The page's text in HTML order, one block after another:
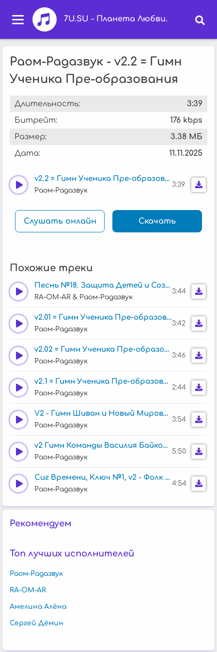
7U.SU - Планета Любви.
Раом-Радазвук - v2.2 = Гимн
Ученика Пре-образования
Длительность:
3:39
Битрейт:
176 kbps
Размер:
3.38 МБ
Дата:
11.11.2025
v2.2 = Гимн Ученика Пре-образования
Раом-Радазвук
3:39
Слушать онлайн Скачать
Похожие треки
Песнь №18. Защита Детей и Созидание!
RA-OM-AR & Раом-Радазвук
3:44
v2.01 = Гимн Ученика Пре-образования
Раом-Радазвук
3:42
v2.02 = Гимн Ученика Пре-образования
Раом-Радазвук
3:46
v2.1 = Гимн Ученика Пре-образования
Раом-Радазвук
2:44
V2 - Гимн Шиван и Новый Мировой Порядок
Раом-Радазвук
3:54
v2 Гимн Команды Василия Байковского
Раом-Радазвук
5:50
Сиг Времени, Ключ №1, v2 - Фолк / Народный
Раом-Радазвук
4:54
Рекомендуем
Топ лучших исполнителей
Раом-Радазвук
RA-OM-AR
Амелина Алёна
Сергей Дёмин